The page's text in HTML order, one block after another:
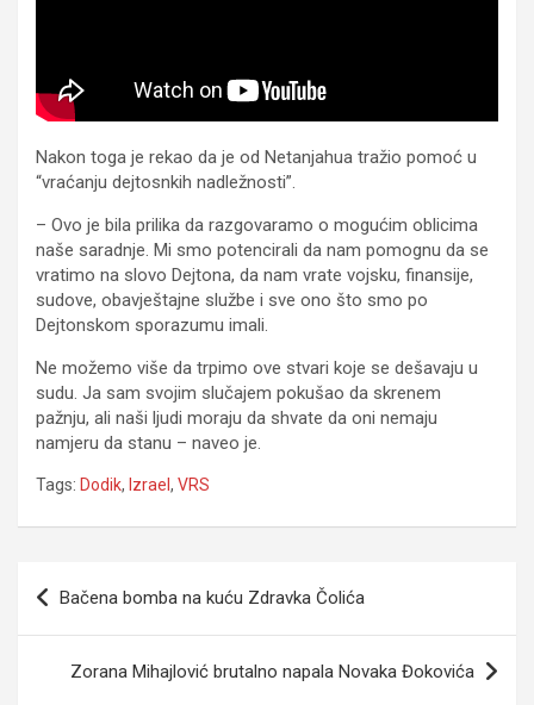
Nakon toga je rekao da je od Netanjahua tražio pomoć u
“vraćanju dejtosnkih nadležnosti”.
– Ovo je bila prilika da razgovaramo o mogućim oblicima
naše saradnje. Mi smo potencirali da nam pomognu da se
vratimo na slovo Dejtona, da nam vrate vojsku, finansije,
sudove, obavještajne službe i sve ono što smo po
Dejtonskom sporazumu imali.
Ne možemo više da trpimo ove stvari koje se dešavaju u
sudu. Ja sam svojim slučajem pokušao da skrenem
pažnju, ali naši ljudi moraju da shvate da oni nemaju
namjeru da stanu – naveo je.
Tags: Dodik, Izrael , VRS
Navigacija
članaka
Bačena bomba na kuću Zdravka Čolića
Zorana Mihajlović brutalno napala Novaka Đokovića